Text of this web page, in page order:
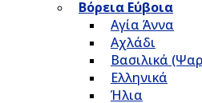
Βόρεια Εύβοια
Αγία Άννα
Αχλάδι
Βασιλικά
Ελληνικά
Ήλια